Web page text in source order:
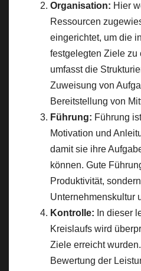
Organisation: Hier
Ressourcen
eingerichtet, um die
festgelegten Ziele zu
umfasst die
Zuweisung von
Bereitstellung von
Führung: Führung
Motivation und
damit sie ihre
können. Gute
Produktivität,
Unternehmenskultur
Kontrolle: In dieser
Kreislaufs wird
Ziele erreicht
Bewertung der